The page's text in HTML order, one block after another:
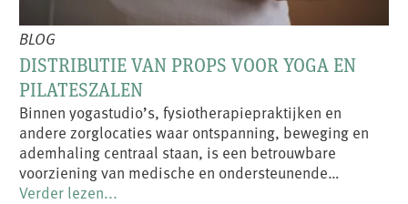
BLOG
DISTRIBUTIE VAN PROPS VOOR YOGA EN
PILATESZALEN
Binnen yogastudio’s, fysiotherapiepraktijken en
andere zorglocaties waar ontspanning, beweging en
ademhaling centraal staan, is een betrouwbare
voorziening van medische en ondersteunende…
Verder lezen...